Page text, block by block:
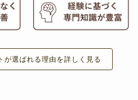
が選ばれる理由を詳しく見る